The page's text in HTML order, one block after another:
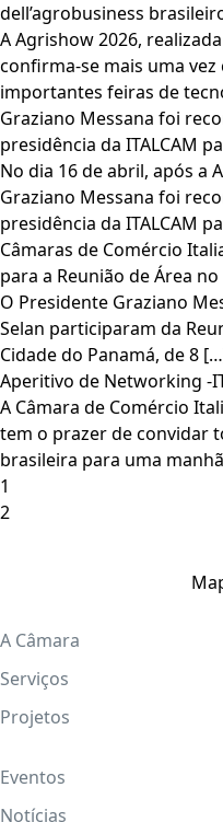
dell’agrobusiness
A Agrishow 2026,
confirma-se mais uma
importantes feiras de
Graziano Messana foi
presidência da ITALCAM
No dia 16 de abril, após a
Graziano Messana foi
presidência da ITALCAM
Câmaras de Comércio
para a Reunião de Área
O Presidente Graziano
Selan participaram da
Cidade do Panamá, de 8
Aperitivo de Networking -
A Câmara de Comércio
tem o prazer de convidar
brasileira para uma
1
2
A Câmara
Serviços
Projetos
Eventos
Notícias